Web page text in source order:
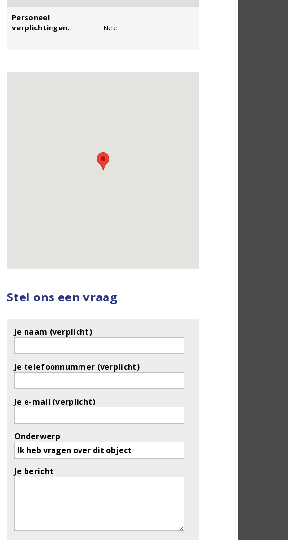
Personeel
verplichtingen:
Nee
Stel ons een vraag
Je naam (verplicht)
Je telefoonnummer (verplicht)
Je e-mail (verplicht)
Onderwerp
Je bericht